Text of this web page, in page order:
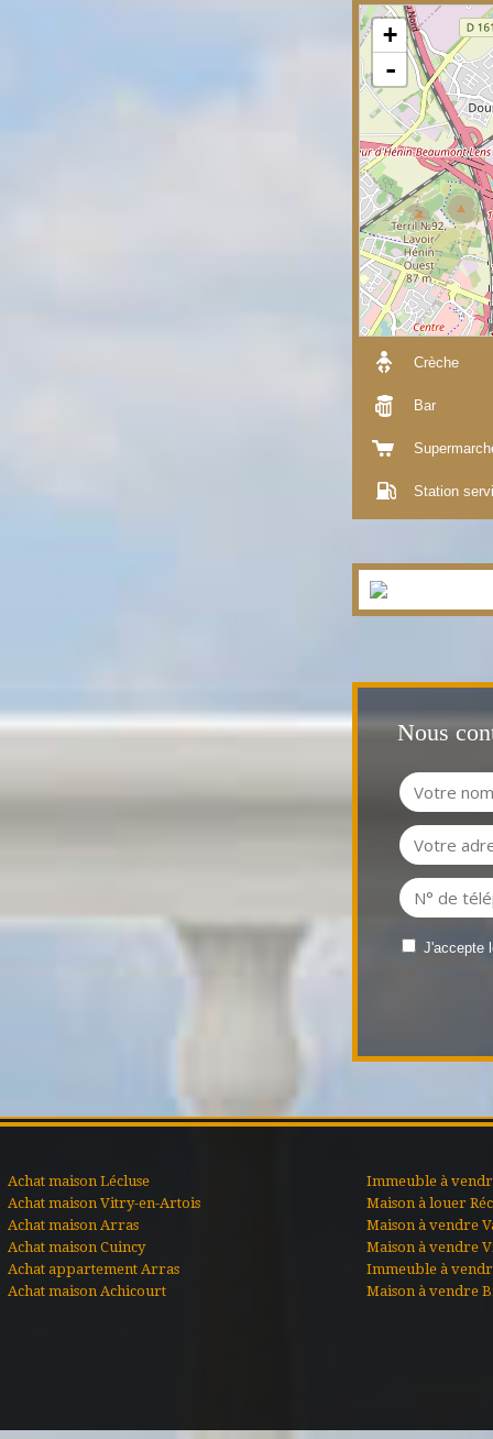
+
-
Crèche
Bar
Station
Nous
J'accepte
Achat maison Lécluse
Achat maison Vitry-en-Artois
Achat maison Arras
Achat maison Cuincy
Achat appartement Arras
Achat maison Achicourt
Immeuble à
Maison à louer
Maison à vendre
Maison à vendre
Immeuble à
Maison à vendre